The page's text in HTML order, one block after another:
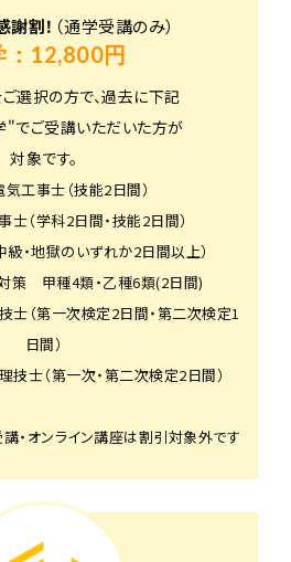
謝割！ （通学受講のみ）
：12,800円
選択の方で、過去に下記
でご受講いただいた方が
対象です。
気工事士（技能2日間）
士（学科2日間・技能2日間）
級・地獄のいずれか2日間以上）
策 甲種4類・乙種6類(2日間)
士（第一次検定2日間・第二次検定1
日間）
技士（第一次・第二次検定2日間）
・オンライン講座は割引対象外です